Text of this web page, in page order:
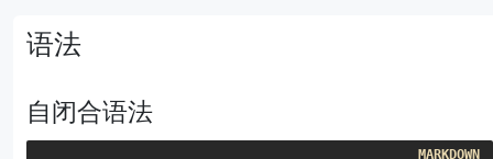
语法
自闭合语法